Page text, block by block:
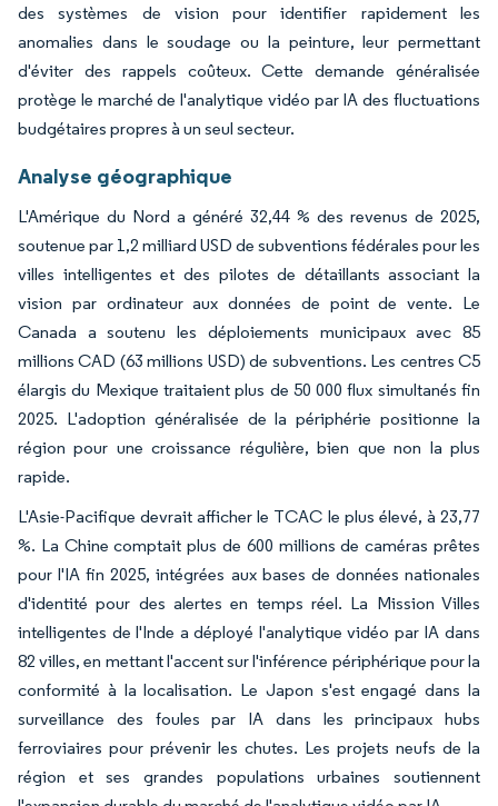
des systèmes de vision pour identifier rapidement les
anomalies dans le soudage ou la peinture, leur permettant
d'éviter des rappels coûteux. Cette demande généralisée
protège le marché de l'analytique vidéo par IA des fluctuations
budgétaires propres à un seul secteur.
Analyse géographique
L'Amérique du Nord a généré 32,44 % des revenus de 2025,
soutenue par 1,2 milliard USD de subventions fédérales pour les
villes intelligentes et des pilotes de détaillants associant la
vision par ordinateur aux données de point de vente. Le
Canada a soutenu les déploiements municipaux avec 85
millions CAD (63 millions USD) de subventions. Les centres C5
élargis du Mexique traitaient plus de 50 000 flux simultanés fin
2025. L'adoption généralisée de la périphérie positionne la
région pour une croissance régulière, bien que non la plus
rapide.
L'Asie-Pacifique devrait afficher le TCAC le plus élevé, à 23,77
%. La Chine comptait plus de 600 millions de caméras prêtes
pour l'IA fin 2025, intégrées aux bases de données nationales
d'identité pour des alertes en temps réel. La Mission Villes
intelligentes de l'Inde a déployé l'analytique vidéo par IA dans
82 villes, en mettant l'accent sur l'inférence périphérique pour la
conformité à la localisation. Le Japon s'est engagé dans la
surveillance des foules par IA dans les principaux hubs
ferroviaires pour prévenir les chutes. Les projets neufs de la
région et ses grandes populations urbaines soutiennent